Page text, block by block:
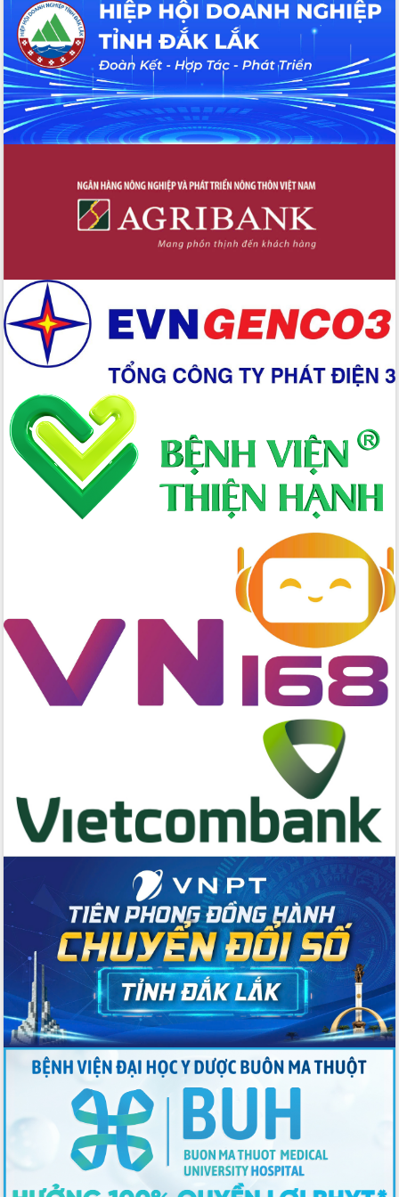
UBND tỉnh họp báo định kỳ tháng 4
năm 2026
Hội thảo khoa học “Giải pháp thúc đẩy
phát triển nền kinh tế xanh tại tỉnh
Đắk Lắk”
Tăng cường giám sát, đôn đốc thực
hiện nhiệm vụ quản lý tài sản công
công tác cải cách thủ tục hành chính
tại Trung tâm Phục vụ hành chính
Đắk Lắk: Tôn vinh 46 giải pháp tại Hội
Đắk Lắk rà soát, điều chỉnh Đề án 190
về phát triển nuôi trồng thủy sản
Phó Chủ tịch UBND tỉnh Đắk Lắk
Trương Công Thái kiểm tra thực địa
Dự án cao tốc Khánh Hòa - Buôn Ma
Định vị cà phê Việt Nam như một “di
sản sống” trong dòng chảy toàn cầu
Xây dựng nông thôn mới: Nâng cao đời
sống người dân từ những mô hình thiết
Quyết liệt tháo gỡ vướng mắc, đẩy
nhanh tiến độ các dự án trọng điểm
Đắk Lắk thời kỳ 2021-2030, tầm nhìn
đến năm 2050
Phát động chiến dịch 30 ngày đêm
giải phóng mặt bằng Tuyến đường bộ
ven biển
với Tập đoàn Bưu chính Viễn thông
Việt Nam
Đắk Lắk về phát triển nhân lực y tế
Du lịch Đắk Lắk nâng tầm trải nghiệm
du khách thông qua Hệ thống cơ sở dữ
liệu và Bản đồ số
Tập huấn ứng dụng trí tuệ nhân tạo (AI)
trong thương mại điện tử năm 2026
Đoàn đại biểu Quốc hội tỉnh Đắk Lắk
trao đổi thông tin trước Kỳ họp thứ
nhất, Quốc hội khóa XVI
Quyết liệt cải cách hành chính, khơi
thông nguồn lực phát triển
Nâng cao hiệu lực, hiệu quả HĐND
tỉnh thông qua hiện đại hóa hành chính
Xã Ea Phê gắn cải cách hành chính với
chuyển đổi số
Phó Chủ tịch Thường trực UBND tỉnh